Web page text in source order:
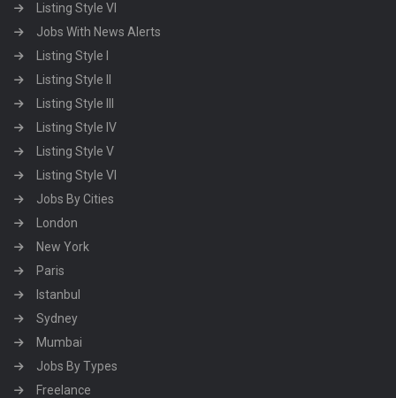
Listing Style VI
Jobs With News Alerts
Listing Style I
Listing Style II
Listing Style III
Listing Style IV
Listing Style V
Listing Style VI
Jobs By Cities
London
New York
Paris
Istanbul
Sydney
Mumbai
Jobs By Types
Freelance